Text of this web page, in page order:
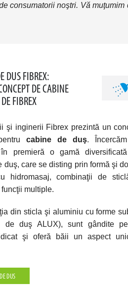
consumatorii noştri. Vă muţumim
DUS FIBREX:
DE CABINE
FIBREX
şi inginerii Fibrex prezintă un
cabine de duş.
premieră o gamă
duş, care se disting prin formă şi
hidromasaj, combinaţii de
multiple.
din sticla şi aluminiu cu forme
de duş ALUX), sunt gândite
şi oferă băii un aspect
DUS